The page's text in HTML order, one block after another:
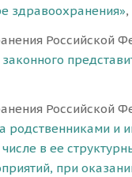
здравоохранения»,
Российской
Российской
родственниками и
в ее
при